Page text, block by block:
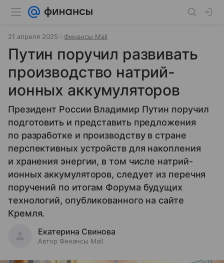
21 апреля 2025 Финансы Mail
Путин поручил развивать
производство натрий-
ионных аккумуляторов
Президент России Владимир Путин поручил
подготовить и представить предложения
по разработке и производству в стране
перспективных устройств для накопления
и хранения энергии, в том числе натрий-
ионных аккумуляторов, следует из перечня
поручений по итогам Форума будущих
технологий, опубликованного на сайте
Кремля.
Екатерина Свинова
Автор Финансы Mail